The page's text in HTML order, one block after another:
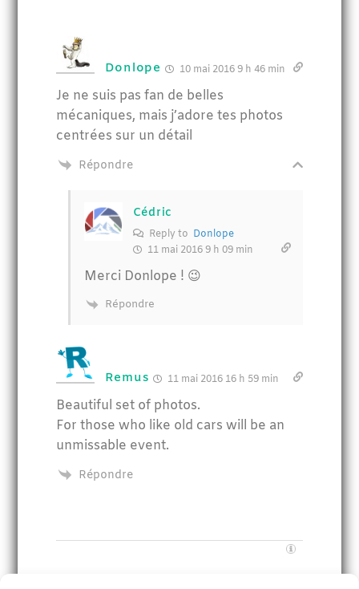
Donlope 10 mai 2016 9 h 46 min
Je ne suis pas fan de belles
mécaniques, mais j’adore tes photos
centrées sur un détail
Répondre
Cédric
Reply to Donlope
11 mai 2016 9 h 09 min
Merci Donlope ! 😉
Répondre
Remus 11 mai 2016 16 h 59 min
Beautiful set of photos.
For those who like old cars will be an
unmissable event.
Répondre